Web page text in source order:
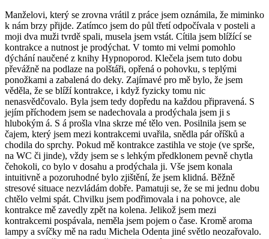
Manželovi, který se zrovna vrátil z práce jsem oznámila, že miminko
k nám brzy přijde. Zatímco jsem do půl třetí odpočívala v posteli a
moji dva muži tvrdě spali, musela jsem vstát. Cítila jsem blížící se
kontrakce a nutnost je prodýchat. V tomto mi velmi pomohlo
dýchání naučené z knihy Hypnoporod. Klečela jsem tuto dobu
převážně na podlaze na polštáři, opřená o pohovku, s teplými
ponožkami a zabalená do deky. Zajímavé pro mě bylo, že jsem
věděla, že se blíží kontrakce, i když fyzicky tomu nic
nenasvědčovalo. Byla jsem tedy dopředu na každou připravená. S
jejím příchodem jsem se nadechovala a prodýchala jsem ji s
hlubokým á. S á prošla vlna skrze mé tělo ven. Posilnila jsem se
čajem, který jsem mezi kontrakcemi uvařila, snědla pár oříšků a
chodila do sprchy. Pokud mě kontrakce zastihla ve stoje (ve sprše,
na WC či jinde), vždy jsem se s lehkým předklonem pevně chytla
čehokoli, co bylo v dosahu a prodýchala ji. Vše jsem konala
intuitivně a pozoruhodné bylo zjištění, že jsem klidná. Běžně
stresové situace nezvládám dobře. Pamatuji se, že se mi jednu dobu
chtělo velmi spát. Chvilku jsem podřimovala i na pohovce, ale
kontrakce mě zavedly zpět na kolena. Jelikož jsem mezi
kontrakcemi pospávala, neměla jsem pojem o čase. Kromě aroma
lampy a svíčky mě na radu Michela Odenta jiné světlo neozařovalo.